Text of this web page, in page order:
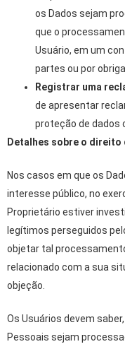
os Dados sejam
que o
Usuário, em um
partes ou por
Registrar uma
de apresentar
proteção de dados
Detalhes sobre o
Nos casos em que os
interesse público, no
Proprietário estiver
legítimos perseguidos
objetar tal
relacionado com a sua
objeção.
Os Usuários devem
Pessoais sejam